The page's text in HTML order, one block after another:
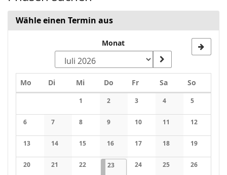
Wähle einen Termin aus
Monat
Mo Montag
DiDienstag
MiMittwoch
Do Donnerstag
FrFreitagSaSamstag
So
1
Keine Veranstaltungen
2
Keine Veranstaltungen
3
Keine Veranstaltungen
4
Keine
5
Keine
6
Keine Veranstaltungen
7
Keine Veranstaltungen
8
Keine Veranstaltungen
9
Keine Veranstaltungen
10
Keine Veranstaltungen
11
Keine
12
Keine
13
Keine Veranstaltungen
14
Keine Veranstaltungen
15
Keine Veranstaltungen
16
Keine Veranstaltungen
17
Keine Veranstaltungen
18
Keine
19
Keine
20 21 22 2323.07.2026
1 Veranstaltung
24 25 26